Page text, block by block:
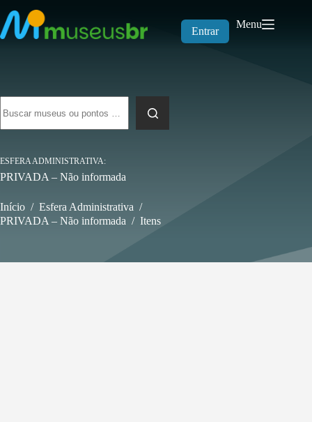
para
o
conteúdo
Entrar
Menu
resultados
ESFERA ADMINISTRATIVA
PRIVADA – Não informada
Início / Esfera Administrativa /
PRIVADA – Não informada / Itens